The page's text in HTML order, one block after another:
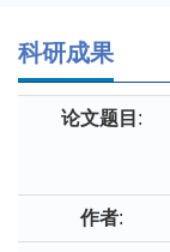
科研成果
论文题目 :
作者: